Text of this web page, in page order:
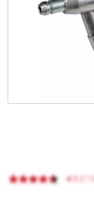
Hrvatski
HRHrvatski